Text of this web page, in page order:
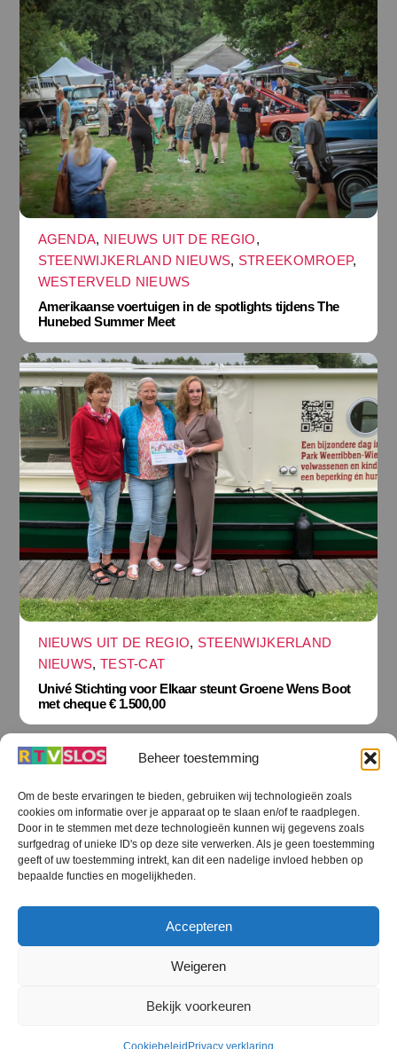
Beheer toestemming
Om de beste ervaringen te bieden, gebruiken wij technologieën zoals
cookies om informatie over je apparaat op te slaan en/of te raadplegen.
Door in te stemmen met deze technologieën kunnen wij gegevens zoals
surfgedrag of unieke ID's op deze site verwerken. Als je geen toestemming
geeft of uw toestemming intrekt, kan dit een nadelige invloed hebben op
bepaalde functies en mogelijkheden.
Accepteren
Weigeren
Bekijk voorkeuren
Cookiebeleid Privacy verklaring
AGENDA, NIEUWS UIT DE REGIO,
STEENWIJKERLAND NIEUWS, STREEKOMROEP,
WESTERVELD NIEUWS
Amerikaanse voertuigen in de spotlights tijdens The
Hunebed Summer Meet
NIEUWS UIT DE REGIO, STEENWIJKERLAND
NIEUWS, TEST-CAT
Univé Stichting voor Elkaar steunt Groene Wens Boot
met cheque € 1.500,00
Terug
naar
boven
RTV SLOS
RTV SLOS ANBI